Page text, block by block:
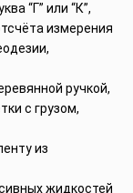
“Г” или “К”,
измерения
ручкой,
с грузом,
из
жидкостей